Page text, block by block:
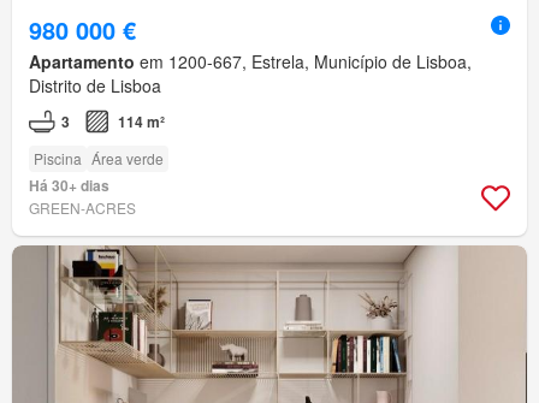
980 000 €
Apartamento em 1200-667, Estrela, Município de Lisboa,
Distrito de Lisboa
3 114 m²
Piscina Área verde
Há 30+ dias
GREEN-ACRES